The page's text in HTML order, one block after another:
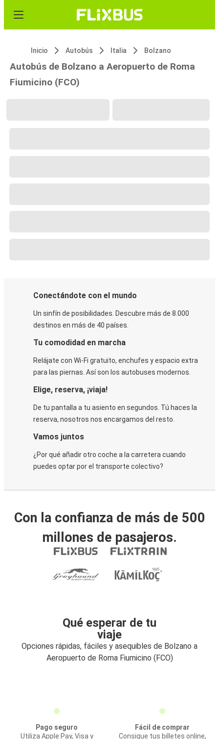
Inicio Autobús Italia Bolzano
Autobús de Bolzano a Aeropuerto de Roma
Fiumicino (FCO)
Conectándote con el mundo
Un sinfín de posibilidades. Descubre más de 8.000
destinos en más de 40 países.
Tu comodidad en marcha
Relájate con Wi-Fi gratuito, enchufes y espacio extra
para las piernas. Así son los autobuses modernos.
Elige, reserva, ¡viaja!
De tu pantalla a tu asiento en segundos. Tú haces la
reserva, nosotros nos encargamos del resto.
Vamos juntos
¿Por qué añadir otro coche a la carretera cuando
puedes optar por el transporte colectivo?
Con la confianza de más de 500
millones de pasajeros.
Qué esperar de tu
viaje
Opciones rápidas, fáciles y asequibles de Bolzano a
Aeropuerto de Roma Fiumicino (FCO)
Pago seguro
Utiliza Apple Pay, Visa y
Fácil de comprar
Consigue tus billetes online,